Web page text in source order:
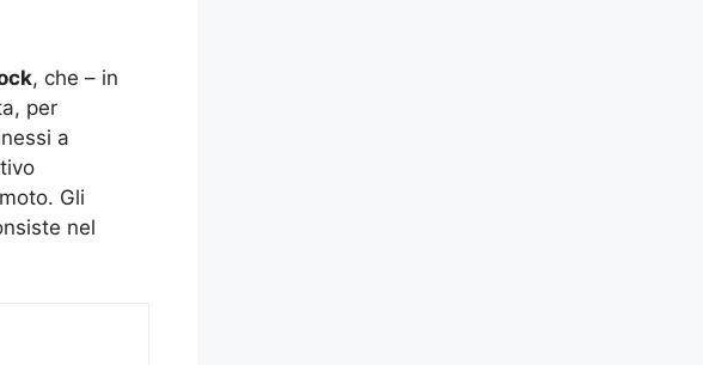
, che – in
per
a
Gli
nel